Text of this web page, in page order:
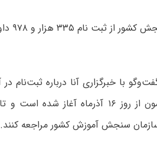
سنجش آموزش کشور مراجعه کنند.